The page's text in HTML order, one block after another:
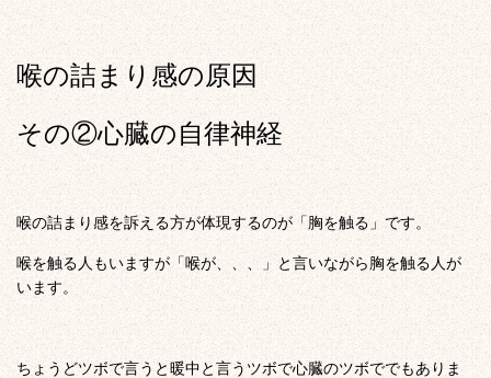
喉の詰まり感の原因
その②心臓の自律神経
喉の詰まり感を訴える方が体現するのが「胸を触る」です。
喉を触る人もいますが「喉が、、、」と言いながら胸を触る人が
います。
ちょうどツボで言うと暖中と言うツボで心臓のツボででもありま